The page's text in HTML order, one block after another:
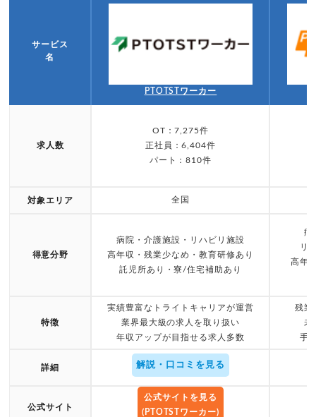
サービス
名
PTOTSTワーカー
求人数
OT：7,275件
正社員：6,404件
パート：810件
対象エリア 全国
得意分野
病院・介護施設・リハビリ施設
高年収・残業少なめ・教育研修あり
託児所あり・寮/住宅補助あり
病
リ
高年
特徴
実績豊富なトライトキャリアが運営
業界最大級の求人を取り扱い
年収アップが目指せる求人多数
残業
未
手
詳細 解説・口コミを見る
公式サイト
公式サイトを見る
(PTOTSTワーカー)